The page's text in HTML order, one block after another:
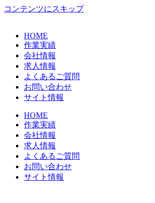
コンテンツにスキップ
HOME
作業実績
会社情報
求人情報
よくあるご質問
お問い合わせ
サイト情報
HOME
作業実績
会社情報
求人情報
よくあるご質問
お問い合わせ
サイト情報